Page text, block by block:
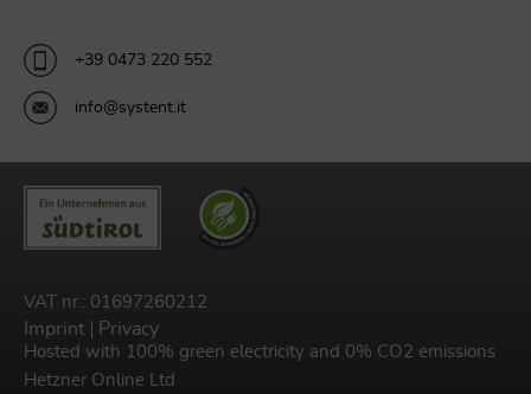
+39 0473 220 552
info@systent.it
VAT nr.: 01697260212
Imprint Privacy
Hosted with 100% green electricity and 0% CO2 emissions
Hetzner Online Ltd